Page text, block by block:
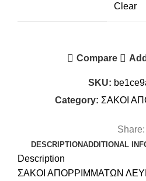
Clear
Compare
SKU:
Category: ΣΑΚΟΙ
Share:
DESCRIPTIONADDITIONAL
Description
ΣΑΚΟΙ ΑΠΟΡΡΙΜΜΑΤΩΝ